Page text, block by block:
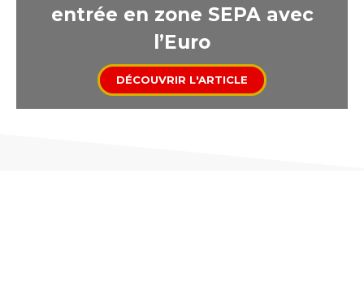
entrée en zone SEPA avec
l’Euro
DÉCOUVRIR L'ARTICLE